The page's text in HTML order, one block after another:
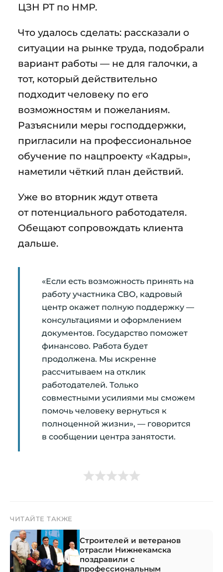
ЦЗН РТ по НМР.
Что удалось сделать: рассказали о
ситуации на рынке труда, подобрали
вариант работы — не для галочки, а
тот, который действительно
подходит человеку по его
возможностям и пожеланиям.
Разъяснили меры господдержки,
пригласили на профессиональное
обучение по нацпроекту «Кадры»,
наметили чёткий план действий.
Уже во вторник ждут ответа
от потенциального работодателя.
Обещают сопровождать клиента
дальше.
«Если есть возможность принять на
работу участника СВО, кадровый
центр окажет полную поддержку —
консультациями и оформлением
документов. Государство поможет
финансово. Работа будет
продолжена. Мы искренне
рассчитываем на отклик
работодателей. Только
совместными усилиями мы сможем
помочь человеку вернуться к
полноценной жизни», — говорится
в сообщении центра занятости.
ЧИТАЙТЕ ТАКЖЕ
Строителей и ветеранов
отрасли Нижнекамска
поздравили с
профессиональным